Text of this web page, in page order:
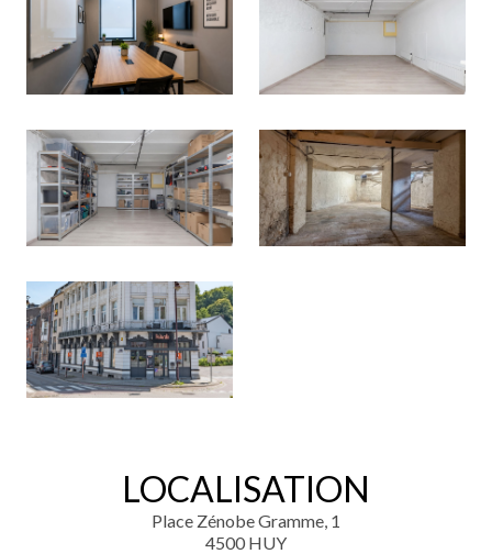
LOCALISATION
Place Zénobe Gramme, 1
4500 HUY